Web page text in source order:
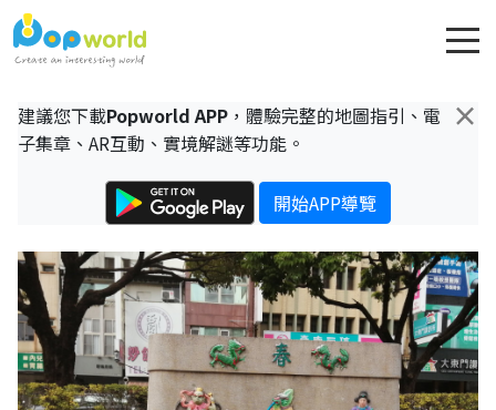
×
建議您下載Popworld APP ，體驗完整的地圖指引、電
子集章、AR互動、實境解謎等功能。
開始APP導覽